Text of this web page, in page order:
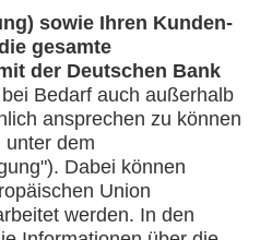
sperren - was muss
Sperrung meiner
eine neue Karte
Guthaben auf der